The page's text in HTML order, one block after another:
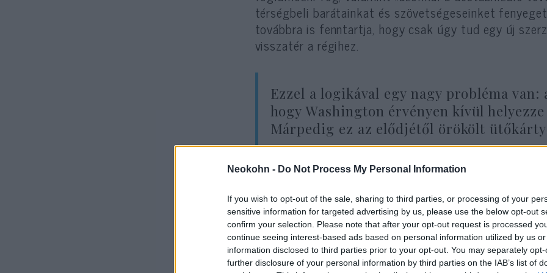
Neokohn - Do Not Process My Personal Information
If you wish to opt-out of the sale, sharing to third parties, or processing of your
sensitive information for targeted advertising by us, please use the below opt-out
confirm your selection. Please note that after your opt-out request is processed
continue seeing interest-based ads based on personal information utilized by us
information disclosed to third parties prior to your opt-out. You may separately
further disclosure of your personal information by third parties on the IAB’s list of
térségbeli barátainkat és szövetségeseinket
továbbra is fenntartja, hogy csak úgy tud egy új
visszatér a régihez.
Ezzel a logikával egy nagy probléma
hogy Washington érvényen kívül
Márpedig ez az elődjétől örökölt
A kongresszus évekig dolgozott azon, hogy kemény
azért, hogy arra kényszerítse Iránt, vessen véget
Barack Obama is arról beszélt, hogy a szankciók
kezdeni velük az irániak. A nyilvánvaló kérdés az,
tudott elérni egy komoly hibákkal rendelkező
korlátozásról megegyezni úgy, hogy közben kisebb a